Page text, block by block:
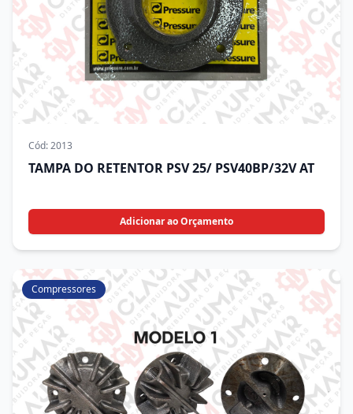
Cód:2013
TAMPA DO RETENTOR PSV 25/ PSV40BP/32V AT
Adicionar ao Orçamento
Compressores